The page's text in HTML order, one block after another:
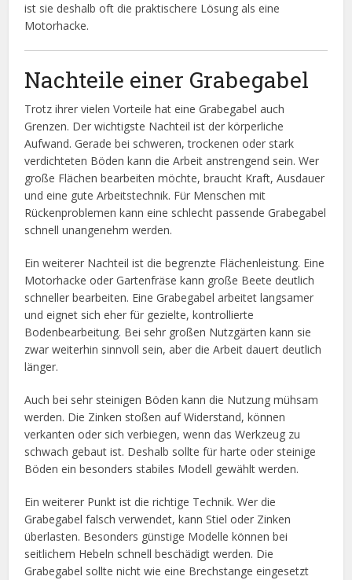
ist sie deshalb oft die praktischere Lösung als eine
Motorhacke.
Nachteile einer Grabegabel
Trotz ihrer vielen Vorteile hat eine Grabegabel auch
Grenzen. Der wichtigste Nachteil ist der körperliche
Aufwand. Gerade bei schweren, trockenen oder stark
verdichteten Böden kann die Arbeit anstrengend sein. Wer
große Flächen bearbeiten möchte, braucht Kraft, Ausdauer
und eine gute Arbeitstechnik. Für Menschen mit
Rückenproblemen kann eine schlecht passende Grabegabel
schnell unangenehm werden.
Ein weiterer Nachteil ist die begrenzte Flächenleistung. Eine
Motorhacke oder Gartenfräse kann große Beete deutlich
schneller bearbeiten. Eine Grabegabel arbeitet langsamer
und eignet sich eher für gezielte, kontrollierte
Bodenbearbeitung. Bei sehr großen Nutzgärten kann sie
zwar weiterhin sinnvoll sein, aber die Arbeit dauert deutlich
länger.
Auch bei sehr steinigen Böden kann die Nutzung mühsam
werden. Die Zinken stoßen auf Widerstand, können
verkanten oder sich verbiegen, wenn das Werkzeug zu
schwach gebaut ist. Deshalb sollte für harte oder steinige
Böden ein besonders stabiles Modell gewählt werden.
Ein weiterer Punkt ist die richtige Technik. Wer die
Grabegabel falsch verwendet, kann Stiel oder Zinken
überlasten. Besonders günstige Modelle können bei
seitlichem Hebeln schnell beschädigt werden. Die
Grabegabel sollte nicht wie eine Brechstange eingesetzt